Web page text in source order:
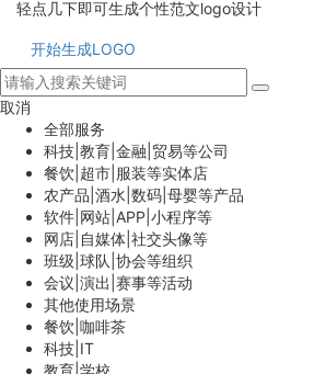
轻点几下即可生成个性范文logo设计
开始生成LOGO
取消
全部服务
科技|教育|金融|贸易等公司
餐饮|超市|服装等实体店
农产品|酒水|数码|母婴等产品
软件|网站|APP|小程序等
网店|自媒体|社交头像等
班级|球队|协会等组织
会议|演出|赛事等活动
其他使用场景
餐饮|咖啡茶
科技|IT